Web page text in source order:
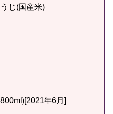
じ(国産米)
年6月]